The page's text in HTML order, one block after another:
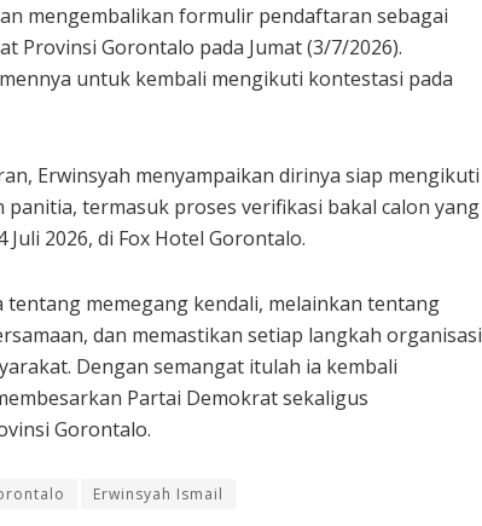
mengembalikan formulir pendaftaran sebagai
Provinsi Gorontalo pada Jumat (3/7/2026).
untuk kembali mengikuti kontestasi pada
Erwinsyah menyampaikan dirinya siap mengikuti
termasuk proses verifikasi bakal calon yang
2026, di Fox Hotel Gorontalo.
memegang kendali, melainkan tentang
dan memastikan setiap langkah organisasi
Dengan semangat itulah ia kembali
Partai Demokrat sekaligus
Gorontalo.
Erwinsyah Ismail